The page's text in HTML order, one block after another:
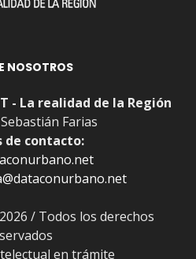
NOSOTROS
- La realidad de la Región
Farias
de contacto:
/ Todos los derechos
en trámite